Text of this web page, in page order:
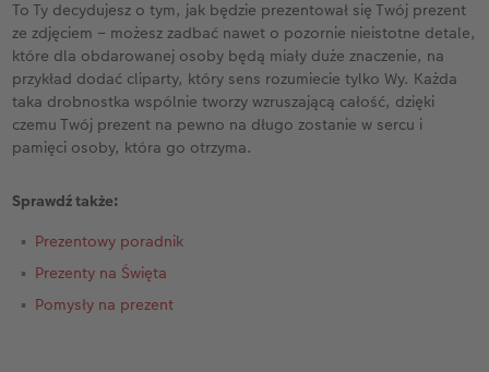
To Ty decydujesz o tym, jak będzie prezentował się Twój prezent
ze zdjęciem – możesz zadbać nawet o pozornie nieistotne detale,
które dla obdarowanej osoby będą miały duże znaczenie, na
przykład dodać cliparty, który sens rozumiecie tylko Wy. Każda
taka drobnostka wspólnie tworzy wzruszającą całość, dzięki
czemu Twój prezent na pewno na długo zostanie w sercu i
pamięci osoby, która go otrzyma.
Sprawdź także:
Prezentowy poradnik
Prezenty na Święta
Pomysły na prezent